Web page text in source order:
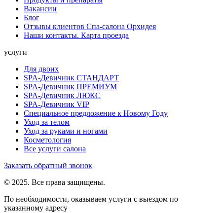
Вакансии
Блог
Отзывы клиентов Спа-салона Орхидея
Наши контакты. Карта проезда
услуги
Для двоих
SPA-Девичник СТАНДАРТ
SPA-Девичник ПРЕМИУМ
SPA-Девичник ЛЮКС
SPA-Девичник VIP
Специальное предложение к Новому Году
Уход за телом
Уход за руками и ногами
Косметология
Все услуги салона
Заказать обратный звонок
© 2025. Все права защищены.
По необходимости, оказываем услуги с выездом по
указанному адресу